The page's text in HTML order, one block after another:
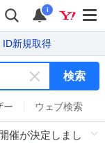
i
ID新規取得
キ
ー
ワ
ー
検索
ー ウェブ検索
催が決定しまし